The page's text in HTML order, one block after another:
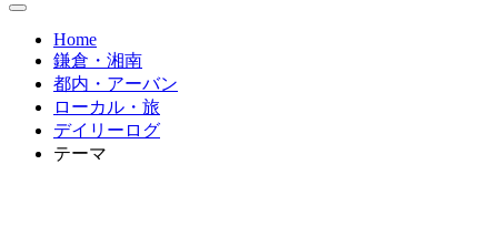
Home
鎌倉・湘南
都内・アーバン
ローカル・旅
デイリーログ
テーマ